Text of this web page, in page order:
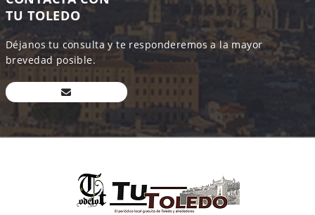
TU TOLEDO
Déjanos tu consulta y te responderemos a la mayor
brevedad posible.